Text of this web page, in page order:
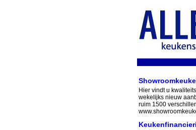
Hier vindt u
wekelijks nieuw
ruim 1500